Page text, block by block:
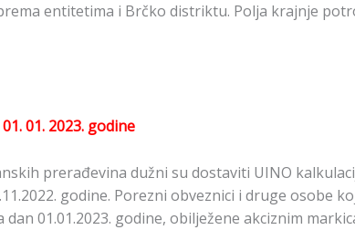
entitetima i Brčko distriktu. Polja krajnje
01. 2023. godine
prerađevina dužni su dostaviti UINO
godine. Porezni obveznici i druge osobe
01.01.2023. godine, obilježene akciznim